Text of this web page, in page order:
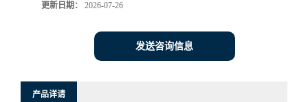
更新日期： 2026-07-26
发送咨询信息
产品详请